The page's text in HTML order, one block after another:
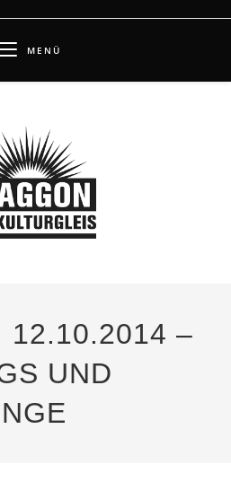
MENÜ
12.10.2014 –
UND